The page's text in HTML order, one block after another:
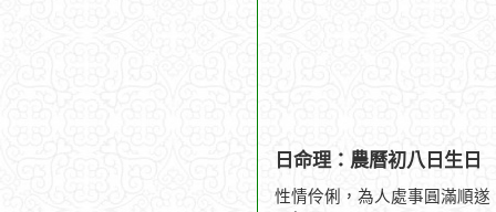
日命理：農曆初八日生日
性情伶俐，為人處事圓滿順